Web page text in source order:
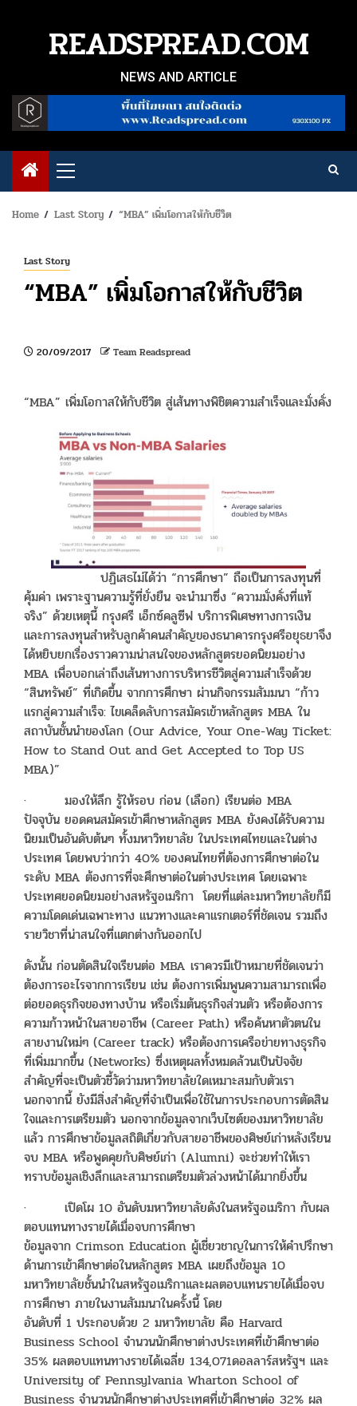
READSPREAD.COM
NEWS AND ARTICLE
Primary
Menu
Home Last Story “MBA” เพิ่มโอกาสให้กับชีวิต
Last Story
“MBA” เพิ่มโอกาสให้กับชีวิต
20/09/2017 Team Readspread
“MBA” เพิ่มโอกาสให้กับชีวิต สู่เส้นทางพิชิตความสำเร็จและมั่งคั่ง
ปฏิเสธไม่ได้ว่า “การศึกษา” ถือเป็นการลงทุนที่
คุ้มค่า เพราะฐานความรู้ที่ยั่งยืน จะนำมาซึ่ง “ความมั่งคั่งที่แท้
จริง” ด้วยเหตุนี้ กรุงศรี เอ็กซ์คลูซีฟ บริการพิเศษทางการเงิน
และการลงทุนสำหรับลูกค้าคนสำคัญของธนาคารกรุงศรีอยุธยาจึง
ได้หยิบยกเรื่องราวความน่าสนใจของหลักสูตรยอดนิยมอย่าง
MBA เพื่อบอกเล่าถึงเส้นทางการบริหารชีวิตสู่ความสำเร็จด้วย
“สินทรัพย์” ที่เกิดขึ้น จากการศึกษา ผ่านกิจกรรมสัมมนา “ก้าว
แรกสู่ความสำเร็จ: ไขเคล็ดลับการสมัครเข้าหลักสูตร MBA ใน
สถาบันชั้นนำของโลก (Our Advice, Your One-Way Ticket:
How to Stand Out and Get Accepted to Top US
MBA)”
· มองให้ลึก รู้ให้รอบ ก่อน (เลือก) เรียนต่อ MBA
ปัจจุบัน ยอดคนสมัครเข้าศึกษาหลักสูตร MBA ยังคงได้รับความ
นิยมเป็นอันดับต้นๆ ทั้งมหาวิทยาลัย ในประเทศไทยและในต่าง
ประเทศ โดยพบว่ากว่า 40% ของคนไทยที่ต้องการศึกษาต่อใน
ระดับ MBA ต้องการที่จะศึกษาต่อในต่างประเทศ โดยเฉพาะ
ประเทศยอดนิยมอย่างสหรัฐอเมริกา โดยที่เเต่ละมหาวิทยาลัยก็มี
ความโดดเด่นเฉพาะทาง แนวทางและคาแรกเตอร์ที่ชัดเจน รวมถึง
รายวิชาที่น่าสนใจที่แตกต่างกันออกไป
ดังนั้น ก่อนตัดสินใจเรียนต่อ MBA เราควรมีเป้าหมายที่ชัดเจนว่า
ต้องการอะไรจากการเรียน เช่น ต้องการเพิ่มพูนความสามารถเพื่อ
ต่อยอดธุรกิจของทางบ้าน หรือเริ่มต้นธุรกิจส่วนตัว หรือต้องการ
ความก้าวหน้าในสายอาชีพ (Career Path) หรือค้นหาตัวตนใน
สายงานใหม่ๆ (Career track) หรือต้องการเครือข่ายทางธุรกิจ
ที่เพิ่มมากขึ้น (Networks) ซึ่งเหตุผลทั้งหมดล้วนเป็นปัจจัย
สำคัญที่จะเป็นตัวชี้วัดว่ามหาวิทยาลัยใดเหมาะสมกับตัวเรา
นอกจากนี้ ยังมีสิ่งสำคัญที่จำเป็นเพื่อใช้ในการประกอบการตัดสิน
ใจและการเตรียมตัว นอกจากข้อมูลจากเว็บไซต์ของมหาวิทยาลัย
แล้ว การศึกษาข้อมูลสถิติเกี่ยวกับสายอาชีพของศิษย์เก่าหลังเรียน
จบ MBA หรือพูดคุยกับศิษย์เก่า (Alumni) จะช่วยทำให้เรา
ทราบข้อมูลเชิงลึกและสามารถเตรียมตัวล่วงหน้าได้มากยิ่งขึ้น
· เปิดโผ 10 อันดับมหาวิทยาลัยดังในสหรัฐอเมริกา กับผล
ตอบแทนทางรายได้เมื่อจบการศึกษา
ข้อมูลจาก Crimson Education ผู้เชี่ยวชาญในการให้คำปรึกษา
ด้านการเข้าศึกษาต่อในหลักสูตร MBA เผยถึงข้อมูล 10
มหาวิทยาลัยชั้นนำในสหรัฐอเมริกาและผลตอบแทนรายได้เมื่อจบ
การศึกษา ภายในงานสัมมนาในครั้งนี้ โดย
อันดับที่ 1 ประกอบด้วย 2 มหาวิทยาลัย คือ Harvard
Business School จำนวนนักศึกษาต่างประเทศที่เข้าศึกษาต่อ
35% ผลตอบแทนทางรายได้เฉลี่ย 134,071ดอลลาร์สหรัฐฯ และ
University of Pennsylvania Wharton School of
Business จำนวนนักศึกษาต่างประเทศที่เข้าศึกษาต่อ 32% ผล